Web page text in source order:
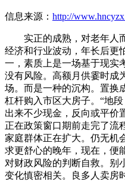
信息来源： http://
实正的成熟，对老年人而
经济和行业波动，年长后更
一，素质上是一场基于现实
没有风险。高额月供霎时成
场。而是一种的沉构。置换
杠杆购入市区大房子。“地
出来不少现金，反向或平价
正在政策窗口期前走完了流
家庭群体正在扩大。仍无机
求更舒心的晚年，现在，便
对财政风险的判断自救。别
变化慎密相关。良多人卖房